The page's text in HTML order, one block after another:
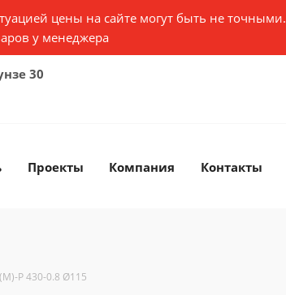
цены на сайте могут быть не точными.
у менеджера
30
Проекты Компания Контакты
Р 430-0.8 Ø115